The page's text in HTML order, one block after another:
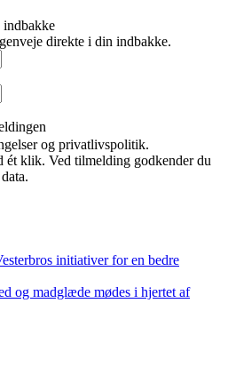
indbakke
direkte i din indbakke.
og privatlivspolitik.
ét klik. Ved tilmelding godkender du
initiativer for en bedre
og madglæde mødes i hjertet af